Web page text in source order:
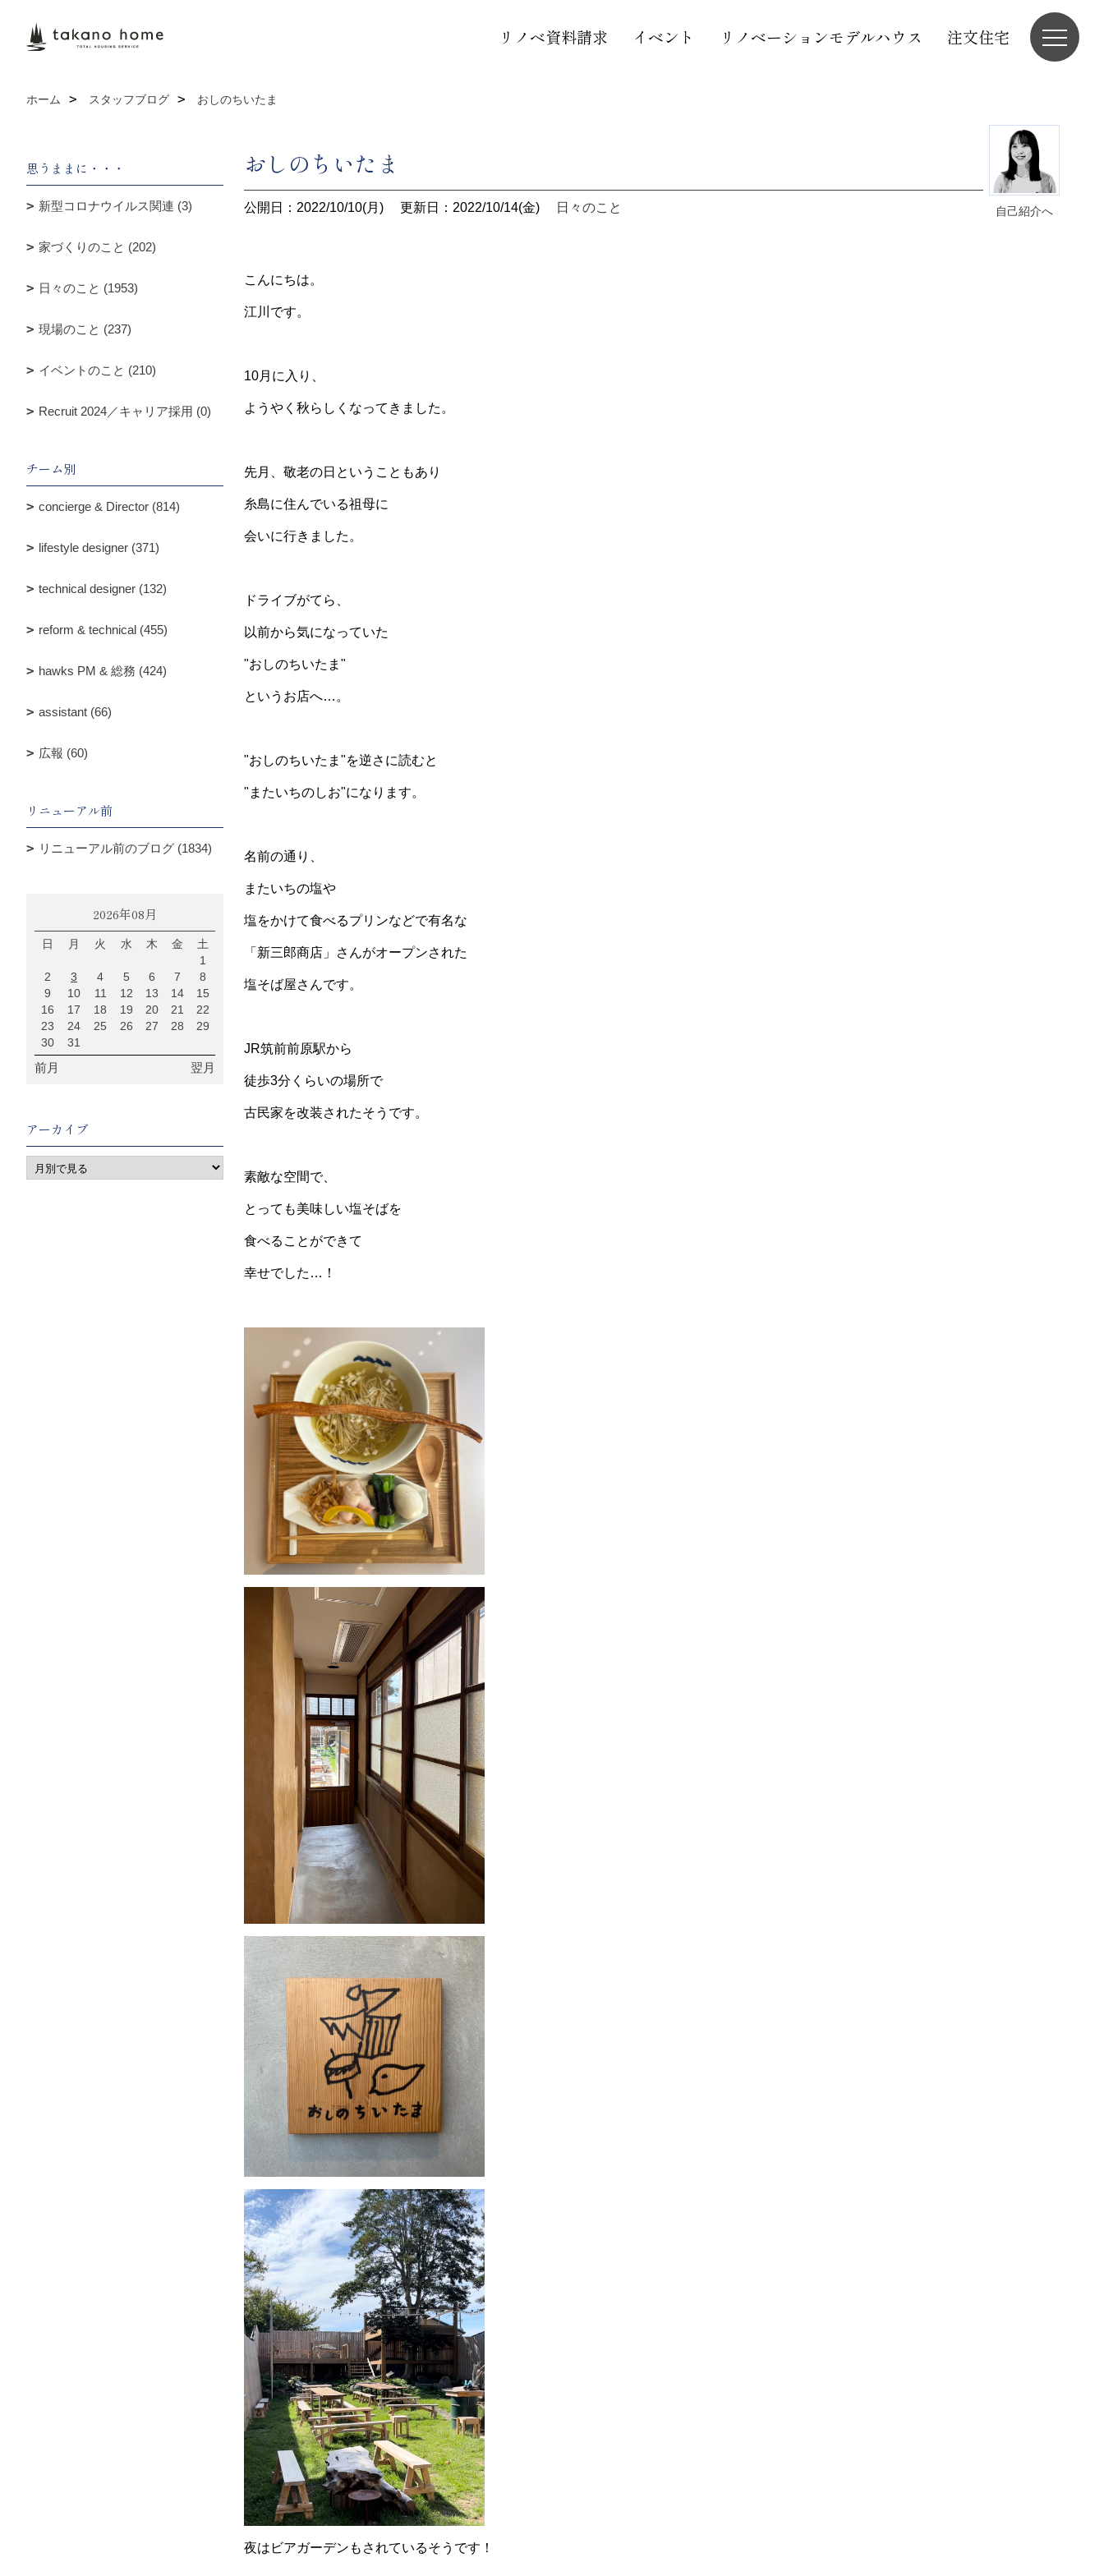
リノベ資料請求 イベント リノベーションモデルハウス 注文住宅
ホーム スタッフブログ おしのちいたま
自己紹介へ
おしのちいたま
公開日：2022/10/10(月) 更新日：2022/10/14(金) 日々のこと
こんにちは。
江川です。
10月に入り、
ようやく秋らしくなってきました。
先月、敬老の日ということもあり
糸島に住んでいる祖母に
会いに行きました。
ドライブがてら、
以前から気になっていた
"おしのちいたま"
というお店へ…。
"おしのちいたま"を逆さに読むと
"またいちのしお"になります。
名前の通り、
またいちの塩や
塩をかけて食べるプリンなどで有名な
「新三郎商店」さんがオープンされた
塩そば屋さんです。
JR筑前前原駅から
徒歩3分くらいの場所で
古民家を改装されたそうです。
素敵な空間で、
とっても美味しい塩そばを
食べることができて
幸せでした…！
夜はビアガーデンもされているそうです！
思うままに・・・
新型コロナウイルス関連 (3)
家づくりのこと (202)
日々のこと (1953)
現場のこと (237)
イベントのこと (210)
Recruit 2024／キャリア採用 (0)
チーム別
concierge & Director (814)
lifestyle designer (371)
technical designer (132)
reform & technical (455)
hawks PM & 総務 (424)
assistant (66)
広報 (60)
リニューアル前
リニューアル前のブログ (1834)
2026年08月
日 月 火 水 木 金
土
1
2
3 4 5 6 7
8
9
10 11 12 13 14
15
16
17 18 19 20 21
22
23
24 25 26 27 28
29
30
31
前月 翌月
アーカイブ